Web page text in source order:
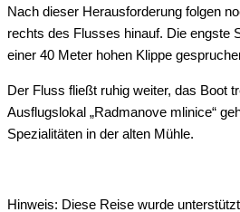
Nach dieser Herausforderung folgen
rechts des Flusses hinauf. Die engste
einer 40 Meter hohen Klippe
Der Fluss fließt ruhig weiter, das Boot
Ausflugslokal „Radmanove mlinice“
Spezialitäten in der alten Mühle.
Hinweis: Diese Reise wurde